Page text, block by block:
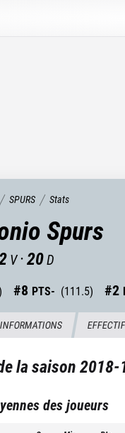
SPURS Stats
Spurs
V ·20D
#8 PTS- (111.5) #2
INFORMATIONS EFFECTIF
la saison2018-
des joueurs